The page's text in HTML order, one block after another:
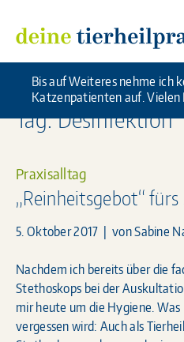
Bis auf Weiteres nehme ich
Katzenpatienten auf. Vielen
content
Deine
Tag: Desinfektion
Praxisalltag
„Reinheitsgebot“
5. Oktober 2017 | vonSabine
Nachdem ich bereits über die
Stethoskops bei der
mir heute um die Hygiene.
vergessen wird: Auch als